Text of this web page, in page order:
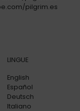
pilgrim.es
LINGUE
English
Español
Deutsch
Italiano